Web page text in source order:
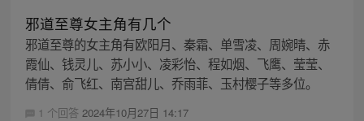
邪道至尊女主角有几个
邪道至尊的女主角有欧阳月、秦霜、单雪凌、周婉晴、赤
霞仙、钱灵儿、苏小小、凌彩怡、程如烟、飞鹰、莹莹、
倩倩、俞飞红、南宫甜儿、乔雨菲、玉村樱子等多位。
1 个回答 2024年10月27日 14:17